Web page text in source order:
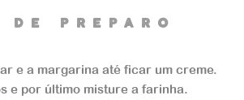
Gigante de Bri
de preparO
e a margarina até ficar um creme.
e por último misture a farinha.